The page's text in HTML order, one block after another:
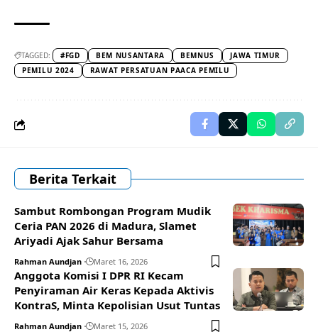
TAGGED: #FGD BEM NUSANTARA BEMNUS
JAWA TIMUR
PEMILU 2024
RAWAT PERSATUAN PAACA PEMILU
Berita Terkait
Sambut Rombongan Program Mudik
Ceria PAN 2026 di Madura, Slamet
Ariyadi Ajak Sahur Bersama
Rahman Aundjan Maret 16, 2026
Anggota Komisi I DPR RI Kecam
Penyiraman Air Keras Kepada Aktivis
KontraS, Minta Kepolisian Usut Tuntas
Rahman Aundjan Maret 15, 2026